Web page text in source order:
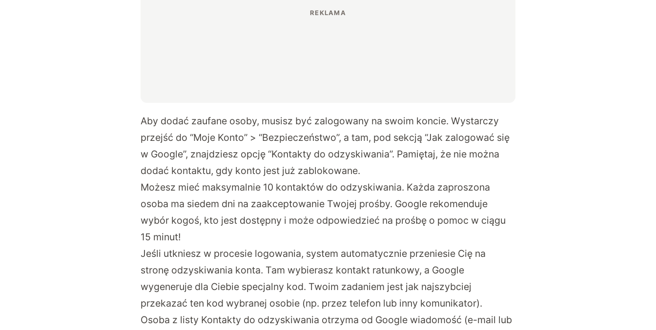
Aby dodać zaufane osoby, musisz być zalogowany na swoim koncie. Wystarczy
przejść do “Moje Konto” > “Bezpieczeństwo”, a tam, pod sekcją “Jak zalogować się
w Google”, znajdziesz opcję “Kontakty do odzyskiwania”. Pamiętaj, że nie można
dodać kontaktu, gdy konto jest już zablokowane.
Możesz mieć maksymalnie 10 kontaktów do odzyskiwania. Każda zaproszona
osoba ma siedem dni na zaakceptowanie Twojej prośby. Google rekomenduje
wybór kogoś, kto jest dostępny i może odpowiedzieć na prośbę o pomoc w ciągu
15 minut!
Jeśli utkniesz w procesie logowania, system automatycznie przeniesie Cię na
stronę odzyskiwania konta. Tam wybierasz kontakt ratunkowy, a Google
wygeneruje dla Ciebie specjalny kod. Twoim zadaniem jest jak najszybciej
przekazać ten kod wybranej osobie (np. przez telefon lub inny komunikator).
Osoba z listy Kontakty do odzyskiwania otrzyma od Google wiadomość (e-mail lub